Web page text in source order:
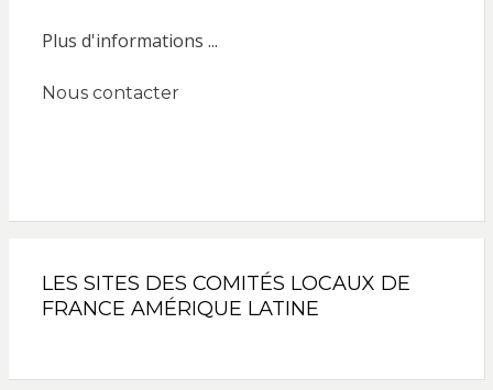
Plus d'informations ...
Nous contacter
LES SITES DES COMITÉS LOCAUX DE
FRANCE AMÉRIQUE LATINE